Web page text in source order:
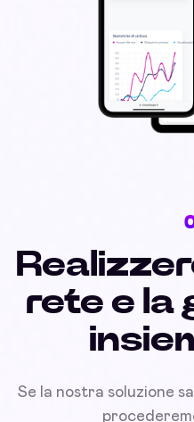
rete e la
Se la nostra soluzione